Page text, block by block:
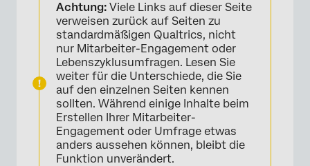
Elemente des Umfragenverlaufs
Authentifizierer
„Ende der Umfrage“-Element
Achtung: Viele Links auf dieser Seite
verweisen zurück auf Seiten zu
standardmäßigen Qualtrics, nicht
nur Mitarbeiter-Engagement oder
Lebenszyklusumfragen. Lesen Sie
weiter für die Unterschiede, die Sie
auf den einzelnen Seiten kennen
sollten. Während einige Inhalte beim
Erstellen Ihrer Mitarbeiter-
Engagement oder Umfrage etwas
anders aussehen können, bleibt die
Funktion unverändert.